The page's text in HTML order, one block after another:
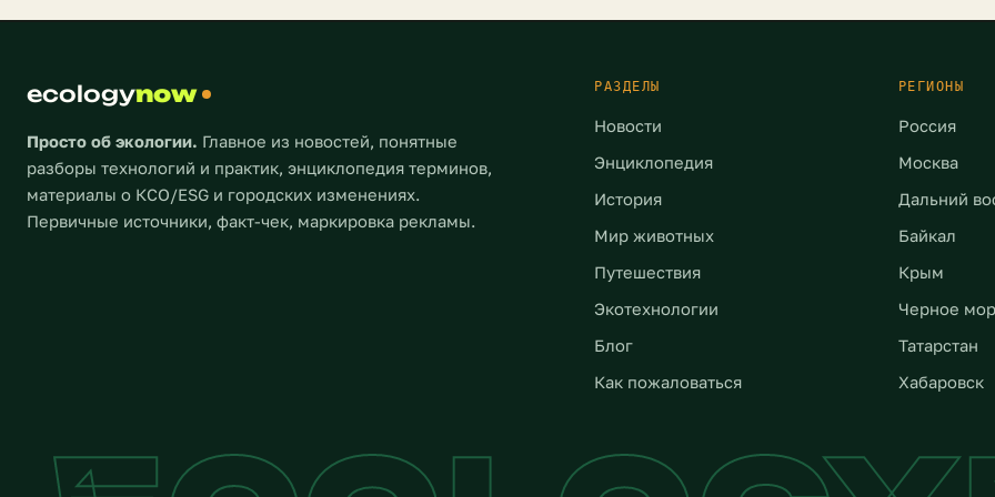
предварительные итоги удара
мировое сообщество […]
ecologynow
Просто об экологии. Главное из новостей, понятные
разборы технологий и практик, энциклопедия терминов,
материалы о КСО/ESG и городских изменениях.
Первичные источники, факт-чек, маркировка рекламы.
РАЗДЕЛЫ
Новости
Энциклопедия
История
Мир животных
Путешествия
Экотехнологии
Блог
Как пожаловаться
РЕГИОНЫ
Россия
Москва
Дальний
Байкал
Крым
Черное
Татарстан
Хабаровск